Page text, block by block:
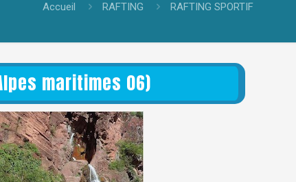
Accueil RAFTING RAFTING SPORTIF
maritimes 06)